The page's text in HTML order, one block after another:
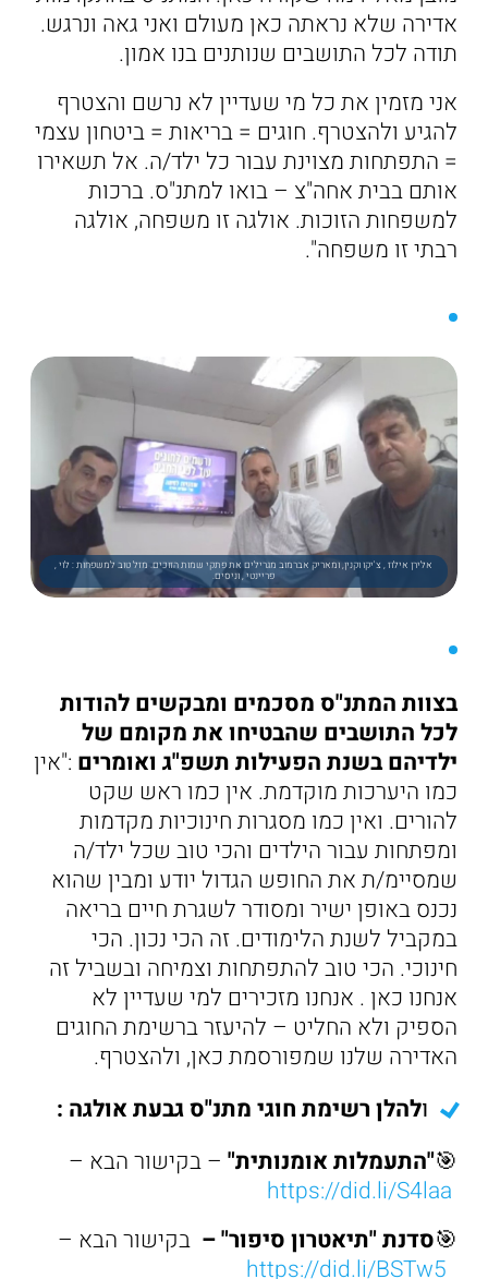
אדירה שלא נראתה כאן מעולם ואני גאה ונרגש.
תודה לכל התושבים שנותנים בנו אמון.
אני מזמין את כל מי שעדיין לא נרשם והצטרף
להגיע ולהצטרף. חוגים = בריאות = ביטחון עצמי
= התפתחות מצוינת עבור כל ילד/ה. אל תשאירו
אותם בבית אחה"צ – בואו למתנ"ס. ברכות
למשפחות הזוכות. אולגה זו משפחה, אולגה
רבתי זו משפחה".
אלירן אילוז , צ'יקו וקנין, ומאריק אברמוב מגרילים את פתקי שמות הזוכים. מזל טוב למשפחות : לוי ,
פריינטי , וניסים.
בצוות המתנ"ס מסכמים ומבקשים להודות
לכל התושבים שהבטיחו את מקומם של
ילדיהם בשנת הפעילות תשפ"ג ואומרים :"אין
כמו היערכות מוקדמת. אין כמו ראש שקט
להורים. ואין כמו מסגרות חינוכיות מקדמות
ומפתחות עבור הילדים והכי טוב שכל ילד/ה
שמסיימ/ת את החופש הגדול יודע ומבין שהוא
נכנס באופן ישיר ומסודר לשגרת חיים בריאה
במקביל לשנת הלימודים. זה הכי נכון. הכי
חינוכי. הכי טוב להתפתחות וצמיחה ובשביל זה
אנחנו כאן . אנחנו מזכירים למי שעדיין לא
הספיק ולא החליט – להיעזר ברשימת החוגים
האדירה שלנו שמפורסמת כאן, ולהצטרף.
ולהלן רשימת חוגי מתנ"ס גבעת אולגה :
🎯"התעמלות אומנותית"– בקישור הבא –
https://did.li/S4laa
🎯סדנת "תיאטרון סיפור"– בקישור הבא –
https://did.li/BSTw5